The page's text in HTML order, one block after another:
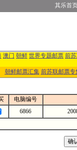
其乐首
澳门 朝鲜 世界专题邮票 前
朝鲜邮票汇集 前苏联邮票专
电脑编号
6866